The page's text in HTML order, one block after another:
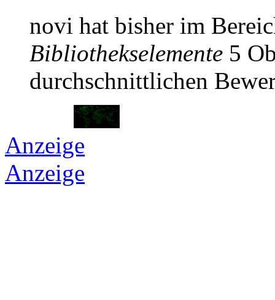
novi hat bisher im
Bibliothekselemente 5
durchschnittlichen
Anzeige
Anzeige